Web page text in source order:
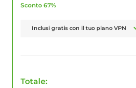
Sconto 67%
Inclusi gratis con il tuo piano VPN
Totale: